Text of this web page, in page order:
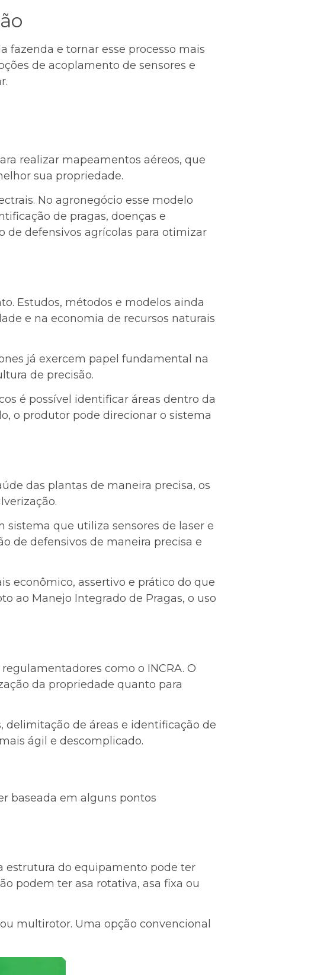
fazenda e tornar esse processo mais
de acoplamento de sensores e
realizar mapeamentos aéreos, que
sua propriedade.
No agronegócio esse modelo
de pragas, doenças e
de defensivos agrícolas para otimizar
Estudos, métodos e modelos ainda
e na economia de recursos naturais
já exercem papel fundamental na
de precisão.
é possível identificar áreas dentro da
o produtor pode direcionar o sistema
das plantas de maneira precisa, os
sistema que utiliza sensores de laser e
de defensivos de maneira precisa e
econômico, assertivo e prático do que
ao Manejo Integrado de Pragas, o uso
como o INCRA. O
da propriedade quanto para
de áreas e identificação de
ágil e descomplicado.
baseada em alguns pontos
estrutura do equipamento pode ter
podem ter asa rotativa, asa fixa ou
multirotor. Uma opção convencional